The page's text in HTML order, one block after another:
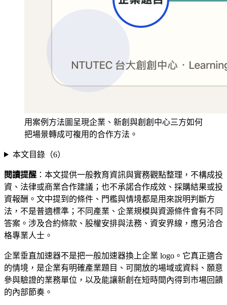
用案例方法圖呈現企業、新創與創創中心三方如何
把場景轉成可複用的合作方法。
本文目錄（6）
閱讀提醒 ：本文提供一般教育資訊與實務觀點整理，不構成投
資、法律或商業合作建議；也不承諾合作成效、採購結果或投
資報酬。文中提到的條件、門檻與情境都是用來說明判斷方
法，不是普適標準；不同產業、企業規模與資源條件會有不同
答案。涉及合約條款、股權安排與法務、資安界線，應另洽合
格專業人士。
企業垂直加速器不是把一般加速器換上企業 logo。它真正適合
的情境，是企業有明確產業題目、可開放的場域或資料、願意
參與驗證的業務單位，以及能讓新創在短時間內得到市場回饋
的內部節奏。